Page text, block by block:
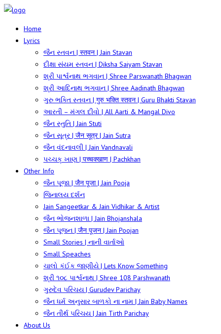
Home
Lyrics
જૈન સ્તવન | स्तवन | Jain Stavan
દીક્ષા સંયમ સ્તવન | Diksha Saiyam Stavan
શ્રી પાર્શ્વનાથ ભગવાન | Shree Parswanath Bhagwan
શ્રી આદિનાથ ભગવાન | Shree Aadinath Bhagwan
ગુરુ ભક્તિ સ્તવન | गुरु भक्ति स्तवन | Guru Bhakti Stavan
આરતી – મંગલ દીવો | All Aarti & Mangal Divo
જૈન સ્તુતિ | Jain Stuti
જૈન સૂત્ર | जैन सूत्र | Jain Sutra
જૈન વંદનાવલી | Jain Vandnavali
પચ્ચક્ ખાણ | पच्चक्खाण | Pachkhan
Other Info
જૈન પૂજા | जैन पूजा | Jain Pooja
જિનાલય દર્શન
Jain Sangeetkar & Jain Vidhikar & Artist
જૈન ભોજનશાળા | Jain Bhojanshala
જૈન પૂજન | जैन पूजन | Jain Poojan
Small Stories | નાની વાર્તાઓ
Small Speaches
ચાલો કંઈક જાણીયે | Lets Know Something
શ્રી ૧૦૮ પાર્શ્વનાથ | Shree 108 Parshwanath
ગુરુદેવ પરિચય | Gurudev Parichay
જૈન ધર્મ અનુસાર બાળકો ના નામ | Jain Baby Names
જૈન તીર્થ પરિચય | Jain Tirth Parichay
About Us